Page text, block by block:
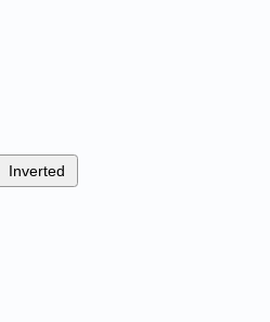
Inverted